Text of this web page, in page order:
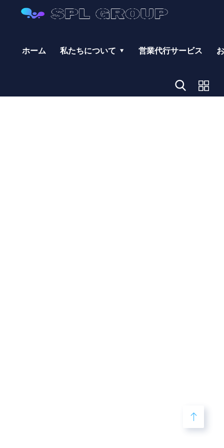
ホーム 私たちについて 営業代行サービス